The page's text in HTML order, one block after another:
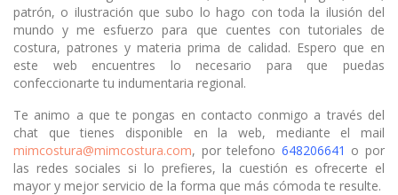
patrón, o ilustración que subo lo hago con toda la ilusión del
mundo y me esfuerzo para que cuentes con tutoriales de
costura, patrones y materia prima de calidad. Espero que en
este web encuentres lo necesario para que puedas
confeccionarte tu indumentaria regional.
Te animo a que te pongas en contacto conmigo a través del
chat que tienes disponible en la web, mediante el mail
mimcostura@mimcostura.com, por telefono 648206641 o por
las redes sociales si lo prefieres, la cuestión es ofrecerte el
mayor y mejor servicio de la forma que más cómoda te resulte.